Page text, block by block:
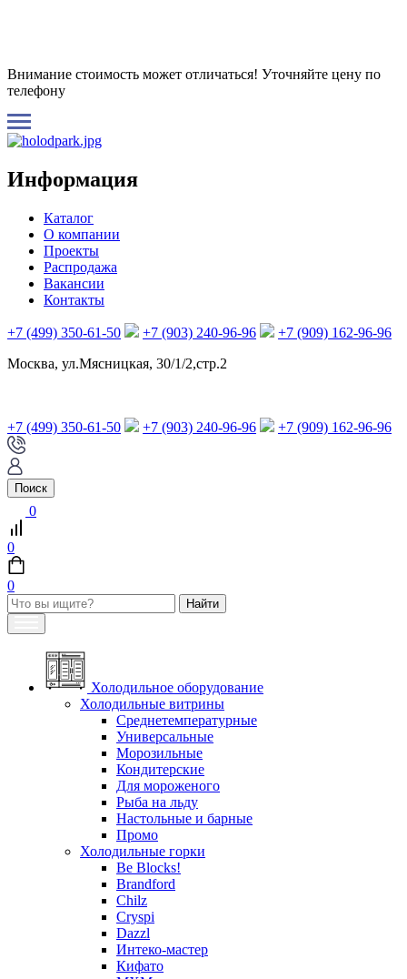
Внимание стоимость может отличаться! Уточняйте цену по
телефону
Информация
Каталог
О компании
Проекты
Распродажа
Вакансии
Контакты
+7 (499) 350-61-50 +7 (903) 240-96-96
+7 (909) 162-96-96
Москва, ул.Мясницкая, 30/1/2,стр.2
+7 (499) 350-61-50 +7 (903) 240-96-96 +7 (909) 162-96-96
Поиск
0
0
0
Холодильное оборудование
Холодильные витрины
Среднетемпературные
Универсальные
Морозильные
Кондитерские
Для мороженого
Рыба на льду
Настольные и барные
Промо
Холодильные горки
Be Blocks!
Brandford
Chilz
Cryspi
Dazzl
Интеко-мастер
Кифато